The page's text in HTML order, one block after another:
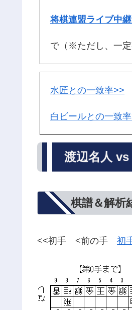
将棋連盟ライブ中
で（※ただし、一定
水匠との一致率>>
白ビールとの一致
渡辺名人
棋譜＆解析
<<初手 <前の手 初